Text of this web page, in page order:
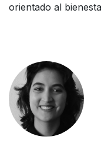
orientado al